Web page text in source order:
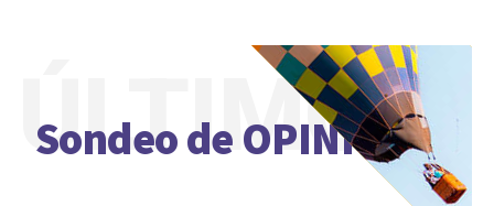
Sondeo de OPINIÓN
ÚLTIMO